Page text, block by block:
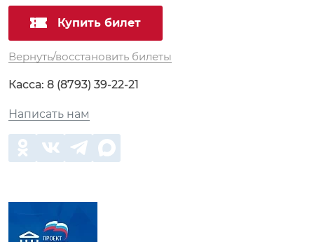
Купить билет
Вернуть/восстановить билеты
Касса: 8 (8793) 39-22-21
Написать нам